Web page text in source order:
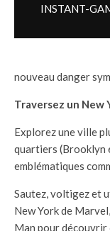
INSTANT-
nouveau danger
Traversez un New
Explorez une ville
quartiers (Brooklyn
emblématiques
Sautez, voltigez et
New York de
Man pour